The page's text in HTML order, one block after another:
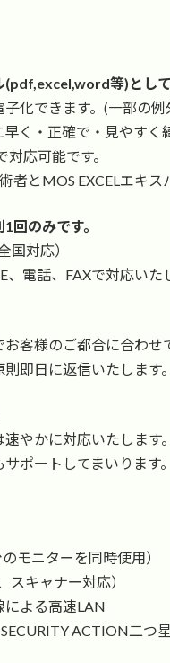
等)として
化できます。(一部の例
く・正確で・見やすく
応可能です。
とMOS EXCELエキス
回のみです。
対応）
話、FAXで対応いたし
様のご都合に合わせ
日に返信いたします。
かに対応いたします。
ートしてまいります。
ニターを同時使用）
キャナー対応）
よる高速LAN
ACTION二つ